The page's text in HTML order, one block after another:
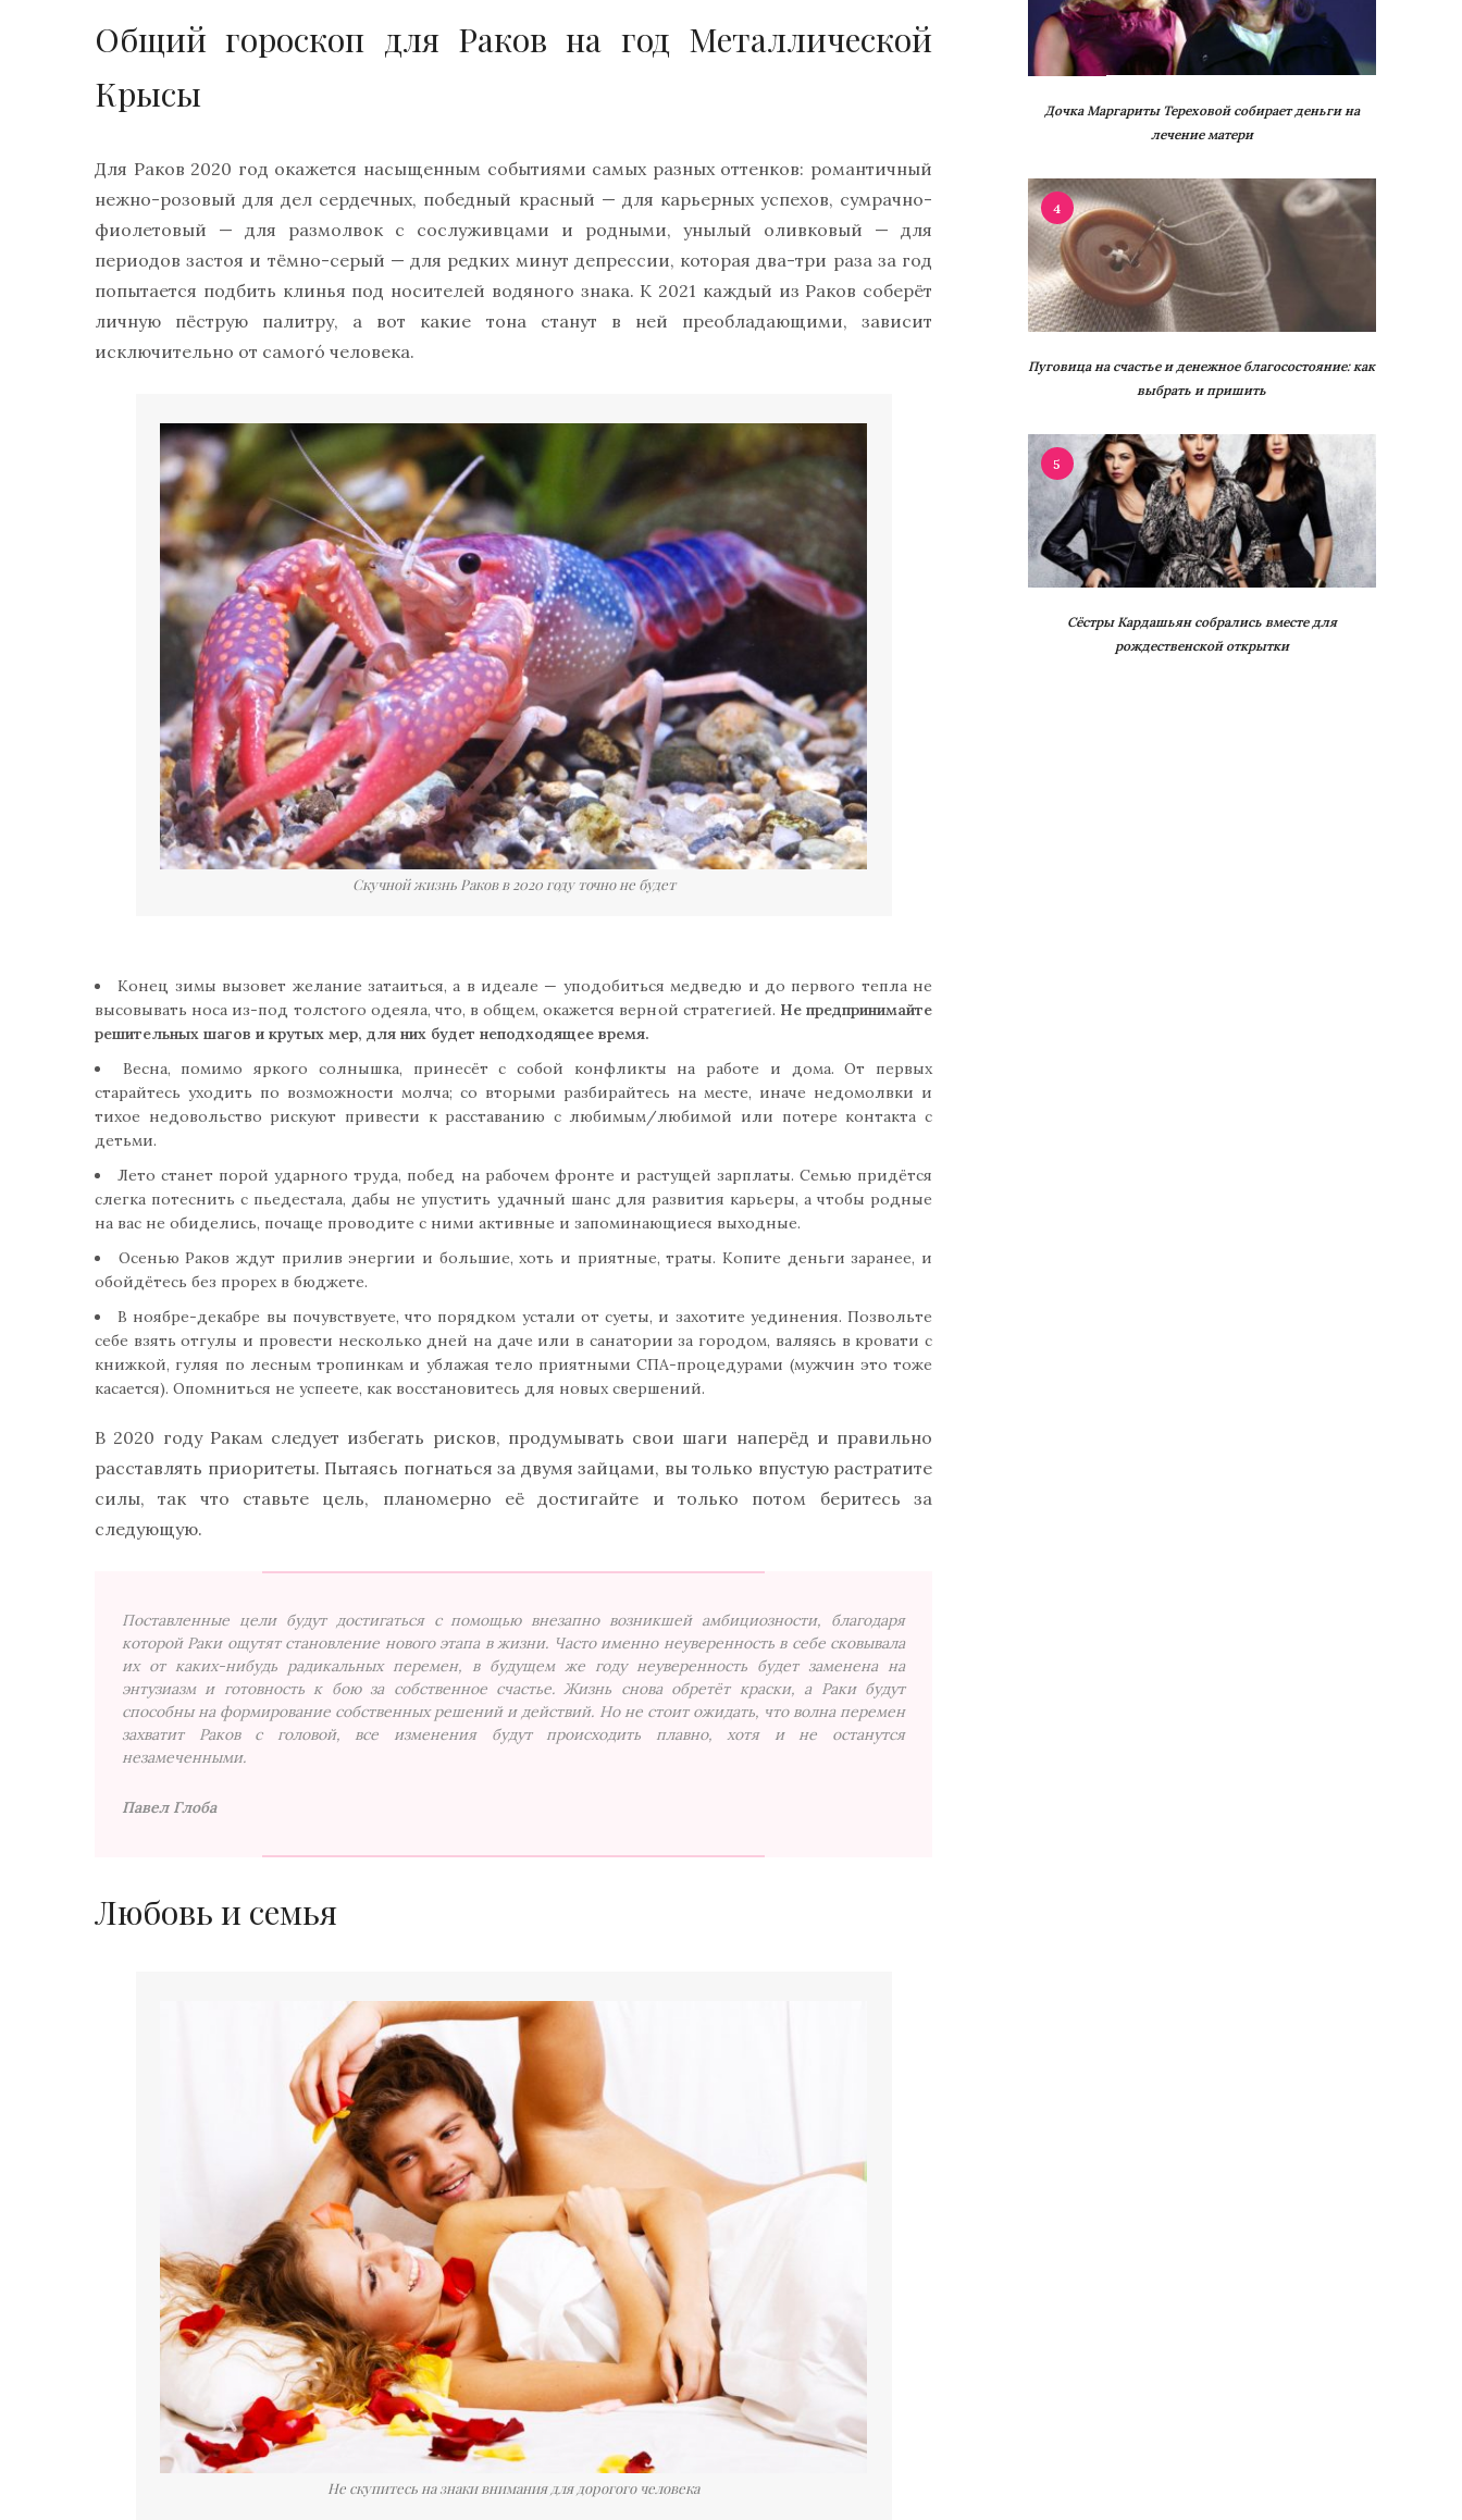
Общий гороскоп для Раков на год Металлической
Крысы
Для Раков 2020 год окажется насыщенным событиями самых разных оттенков: романтичный
нежно-розовый для дел сердечных, победный красный — для карьерных успехов, сумрачно-
фиолетовый — для размолвок с сослуживцами и родными, унылый оливковый — для
периодов застоя и тёмно-серый — для редких минут депрессии, которая два-три раза за год
попытается подбить клинья под носителей водяного знака. К 2021 каждый из Раков соберёт
личную пёструю палитру, а вот какие тона станут в ней преобладающими, зависит
исключительно от самого́ человека.
Скучной жизнь Раков в 2020 году точно не будет
Конец зимы вызовет желание затаиться, а в идеале — уподобиться медведю и до первого тепла не
высовывать носа из-под толстого одеяла, что, в общем, окажется верной стратегией. Не предпринимайте
решительных шагов и крутых мер, для них будет неподходящее время.
Весна, помимо яркого солнышка, принесёт с собой конфликты на работе и дома. От первых
старайтесь уходить по возможности молча; со вторыми разбирайтесь на месте, иначе недомолвки и
тихое недовольство рискуют привести к расставанию с любимым/любимой или потере контакта с
детьми.
Лето станет порой ударного труда, побед на рабочем фронте и растущей зарплаты. Семью придётся
слегка потеснить с пьедестала, дабы не упустить удачный шанс для развития карьеры, а чтобы родные
на вас не обиделись, почаще проводите с ними активные и запоминающиеся выходные.
Осенью Раков ждут прилив энергии и большие, хоть и приятные, траты. Копите деньги заранее, и
обойдётесь без прорех в бюджете.
В ноябре-декабре вы почувствуете, что порядком устали от суеты, и захотите уединения. Позвольте
себе взять отгулы и провести несколько дней на даче или в санатории за городом, валяясь в кровати с
книжкой, гуляя по лесным тропинкам и ублажая тело приятными СПА-процедурами (мужчин это тоже
касается). Опомниться не успеете, как восстановитесь для новых свершений.
В 2020 году Ракам следует избегать рисков, продумывать свои шаги наперёд и правильно
расставлять приоритеты. Пытаясь погнаться за двумя зайцами, вы только впустую растратите
силы, так что ставьте цель, планомерно её достигайте и только потом беритесь за
следующую.
Поставленные цели будут достигаться с помощью внезапно возникшей амбициозности, благодаря
которой Раки ощутят становление нового этапа в жизни. Часто именно неуверенность в себе сковывала
их от каких-нибудь радикальных перемен, в будущем же году неуверенность будет заменена на
энтузиазм и готовность к бою за собственное счастье. Жизнь снова обретёт краски, а Раки будут
способны на формирование собственных решений и действий. Но не стоит ожидать, что волна перемен
захватит Раков с головой, все изменения будут происходить плавно, хотя и не останутся
незамеченными.
Павел Глоба
Любовь и семья
Не скупитесь на знаки внимания для дорогого человека
Дочка Маргариты Тереховой собирает деньги на
лечение матери
4
Пуговица на счастье и денежное благосостояние: как
выбрать и пришить
5
Сёстры Кардашьян собрались вместе для
рождественской открытки